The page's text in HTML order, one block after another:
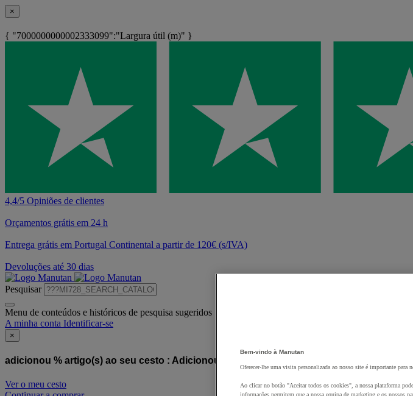
×
{ "7000000000002333099":"Largura útil (m)" }
4,4/5 Opiniões de clientes
Orçamentos grátis em 24 h
Entrega grátis em Portugal Continental a partir de 120€ (s/IVA)
Devoluções até 30 dias
Pesquisar
Menu de conteúdos e históricos de pesquisa sugeridos
A minha conta Identificar-se
×
adicionou % artigo(s) ao seu cesto : Adicionou este artigo ao seu cesto :
Ver o meu cesto
Bem-vindo à Manutan
Oferecer-lhe uma visita personalizada ao nosso site é importante para
Ao clicar no botão "Aceitar todos os cookies", a nossa plataforma
informações permitem que a nossa equipa de marketing e os nossos